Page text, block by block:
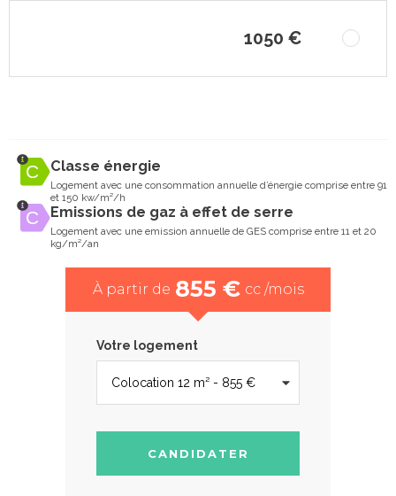
1050 €
Classe énergie
Logement avec une consommation annuelle d’énergie comprise entre 91
et 150 kw/m²/h
Emissions de gaz à effet de serre
Logement avec une emission annuelle de GES comprise entre 11 et 20
kg/m²/an
À partir de 855 € cc /mois
Votre logement
CANDIDATER